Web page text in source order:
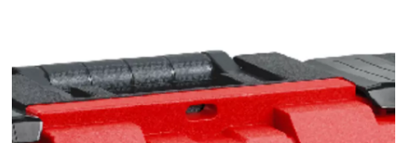
Diebstahlsicherung und Verriegelungssystem ist ein
komfortabler, sicherer Transport gewährleistet.
technologies
used.
Powered
by